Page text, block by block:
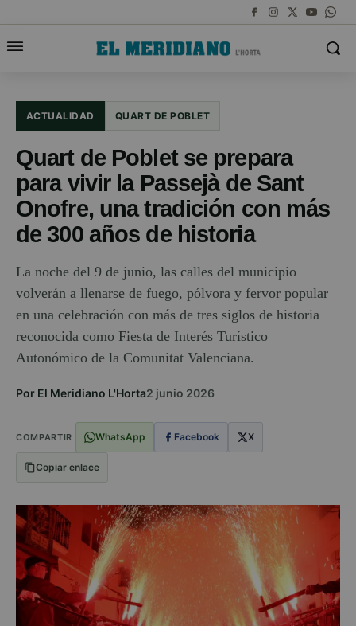
ACTUALIDAD QUART DE POBLET
Quart de Poblet se prepara
para vivir la Passejà de Sant
Onofre, una tradición con más
de 300 años de historia
La noche del 9 de junio, las calles del municipio
volverán a llenarse de fuego, pólvora y fervor popular
en una celebración con más de tres siglos de historia
reconocida como Fiesta de Interés Turístico
Autonómico de la Comunitat Valenciana.
Por El Meridiano L'Horta2 junio 2026
COMPARTIR WhatsApp Facebook X
Copiar enlace